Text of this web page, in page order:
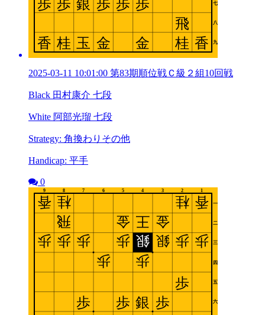
2025-03-11 10:01:00 第83期順位戦Ｃ級２組10回戦
Black 田村康介 七段
White 阿部光瑠 七段
Strategy: 角換わりその他
Handicap: 平手
0